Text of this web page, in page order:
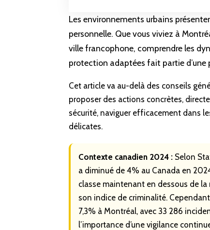
Les environnements urbains
personnelle. Que vous viviez à
ville francophone, comprendre les
protection adaptées fait partie d’une
Cet article va au-delà des conseils
proposer des actions concrètes,
sécurité, naviguer efficacement dans
délicates.
Contexte canadien 2024 : Selon
a diminué de 4% au Canada en
classe maintenant en dessous de
son indice de criminalité.
7,3% à Montréal, avec 33 286
l’importance d’une vigilance